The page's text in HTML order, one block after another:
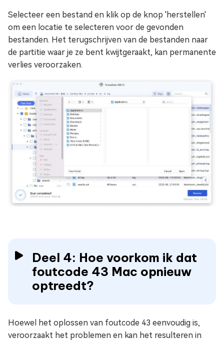
Selecteer een bestand en klik op de knop 'herstellen'
om een locatie te selecteren voor de gevonden
bestanden. Het terugschrijven van de bestanden naar
de partitie waar je ze bent kwijtgeraakt, kan permanente
verlies veroorzaken.
Deel 4: Hoe voorkom ik dat
foutcode 43 Mac opnieuw
optreedt?
Hoewel het oplossen van foutcode 43 eenvoudig is,
veroorzaakt het problemen en kan het resulteren in